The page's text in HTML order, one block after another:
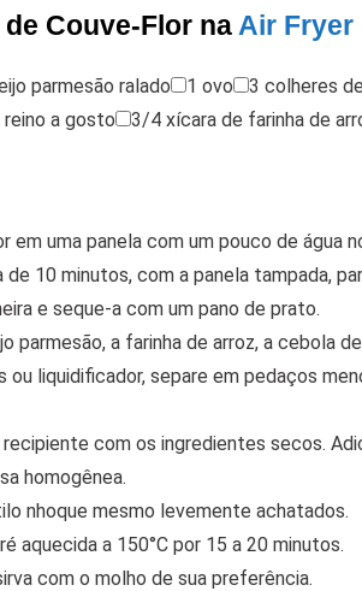
Couve-Flor na Air Fryer
parmesão ralado 1 ovo 3 colheres
a gosto 3/4 xícara de farinha de
uma panela com um pouco de água
10 minutos, com a panela tampada,
e seque-a com um pano de prato.
parmesão, a farinha de arroz, a cebola
ou liquidificador, separe em pedaços
com os ingredientes secos.
homogênea.
nhoque mesmo levemente achatados.
aquecida a 150°C por 15 a 20 minutos.
com o molho de sua preferência.